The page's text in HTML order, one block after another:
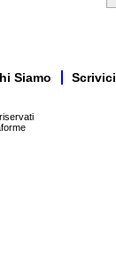
Siamo Scrivici